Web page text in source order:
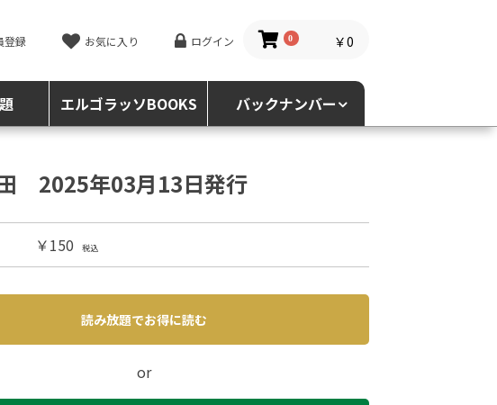
登録 お気に入り ログイン 0 ￥0
エルゴラッソBOOKS バックナンバー
2025年03月13日発行
￥150 税込
読み放題でお得に読む
or